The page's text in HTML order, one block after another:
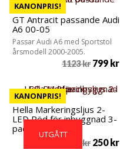
KANONPRIS!
GT Antracit passande Audi
A6 00-05
Passar Audi A6 med Sportstol
årsmodell 2000-2005.
1123kr 799 kr
KANONPRIS!
UTGÅTT
Hella Markeringsljus 2-
LED Röd för inbyggnad 3-
pack
kr 250 kr